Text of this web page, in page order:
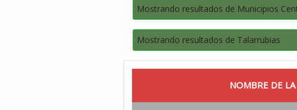
Mostrando resultados de Municipios
Mostrando resultados de Talarrubias
NOMBRE DE